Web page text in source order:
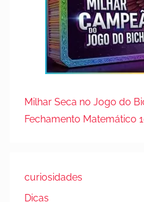
Milhar Seca no Jogo do
Fechamento Matemático
curiosidades
Dicas